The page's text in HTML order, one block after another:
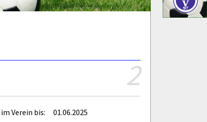
2
im Verein bis:
01.06.2025